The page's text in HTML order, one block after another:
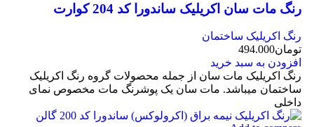
رنگ مات سان اکریلیک ساندورا کد 204 کوارت
رنگ اکریلیک ساختمان
تومان494.000
افزودن به سبد خرید
رنگ اکریلیک مات سان از جمله محصولات گروه رنگ اکریلیک
ساختمان میباشد. مات سان یک پوشرنگ مات مخصوص نمای
داخلی